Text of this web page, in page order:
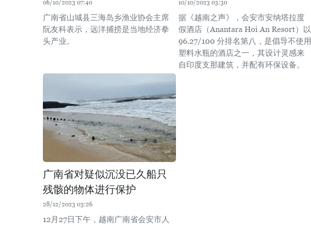
06/10/2023 07:40
广南省山城县三海岛乡渔业协会主席
阮友科表示，远洋捕捞是当地经济拳
头产业。
10/10/2023 03:30
据《越南之声》，会安市安纳塔拉度
假酒店（Anantara Hoi An Resort）以
96.27/100 分排名第八，是倡导不使用
塑料水瓶的酒店之一，其设计灵感来
自印度支那建筑，并配有环保设备。
广南省对疑似沉没已久船只
残骸的物体进行保护
28/12/2023 03:26
12月27日下午，越南广南省会安市人